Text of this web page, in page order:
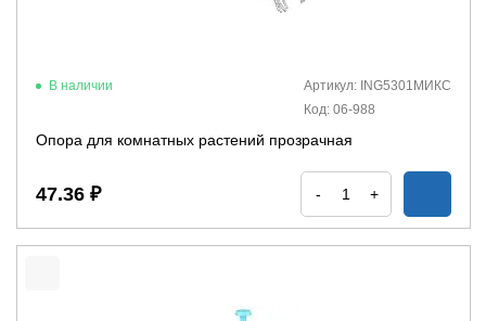
В наличии
Артикул: ING5301МИКС
Код: 06-988
Опора для комнатных растений прозрачная
47.36 ₽ - +